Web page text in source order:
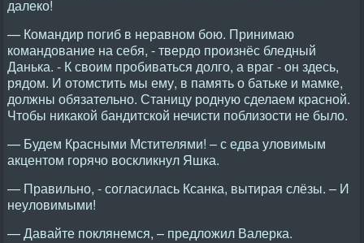
далеко!
— Командир погиб в неравном бою. Принимаю
командование на себя, - твердо произнёс бледный
Данька. - К своим пробиваться долго, а враг - он здесь,
рядом. И отомстить мы ему, в память о батьке и мамке,
должны обязательно. Станицу родную сделаем красной.
Чтобы никакой бандитской нечисти поблизости не было.
— Будем Красными Мстителями! – с едва уловимым
акцентом горячо воскликнул Яшка.
— Правильно, - согласилась Ксанка, вытирая слёзы. – И
неуловимыми!
— Давайте поклянемся, – предложил Валерка.